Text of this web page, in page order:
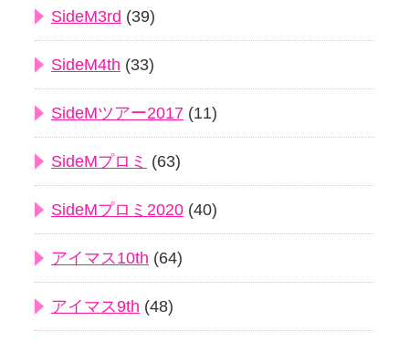
SideM3rd (39)
SideM4th (33)
SideMツアー2017 (11)
SideMプロミ (63)
SideMプロミ2020 (40)
アイマス10th (64)
アイマス9th (48)